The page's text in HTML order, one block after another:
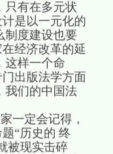
只有在多元状
是以一元化的
制度建设也要
经济改革的延
这样一个命
出版法学方面
我们的中国法
定会记得，
“历史的 终
被现实击碎